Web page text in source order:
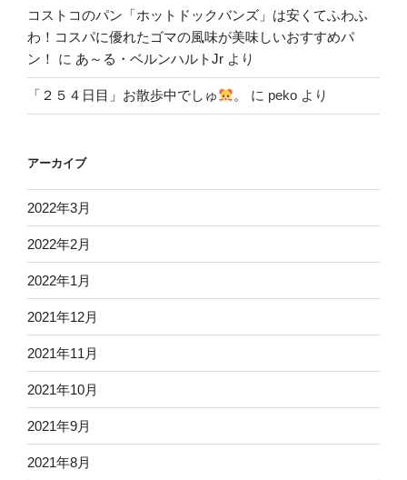
コストコのパン「ホットドックバンズ」は安くてふわふ
わ！コスパに優れたゴマの風味が美味しいおすすめパ
ン！
に あ～る・ベルンハルトJr より
「２５４日目」お散歩中でしゅ 。 に peko より
アーカイブ
2022年3月
2022年2月
2022年1月
2021年12月
2021年11月
2021年10月
2021年9月
2021年8月